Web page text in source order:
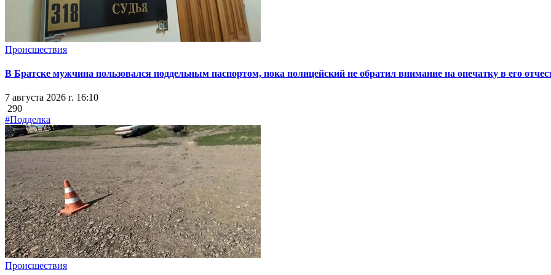
Происшествия
В Братске мужчина пользовался поддельным паспортом, пока полицейский не обратил внимание на опечатку в его
7 августа 2026 г. 16:10
290
#Подделка
Происшествия